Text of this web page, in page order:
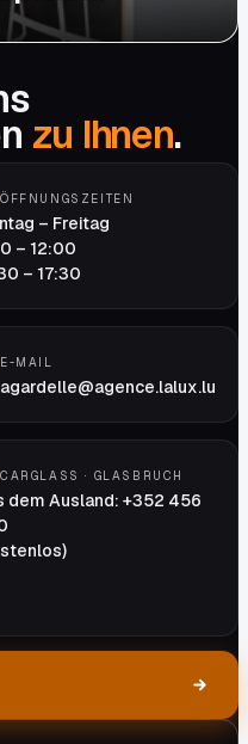
zu Ihnen.
ÖFFNUNGSZEITEN
– Freitag
– 12:00
– 17:30
E-MAIL
CARGLASS · GLASBRUCH
dem Ausland: +352 456